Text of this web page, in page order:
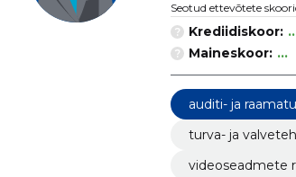
Seotud ettevõtete
Krediidiskoor:
Maineskoor: ...
auditi- ja
turva- ja
videoseadmete